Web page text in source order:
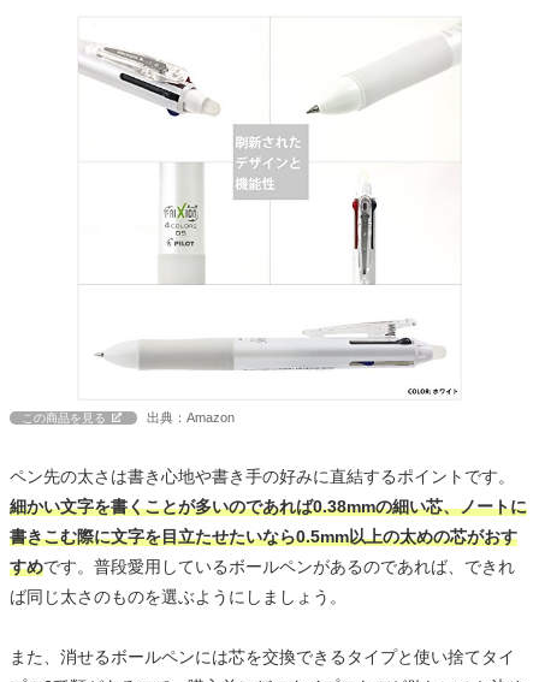
この商品を見る 出典：Amazon
ペン先の太さは書き心地や書き手の好みに直結するポイントです。
細かい文字を書くことが多いのであれば0.38mmの細い芯、ノートに
書きこむ際に文字を目立たせたいなら0.5mm以上の太めの芯がおす
すめです。普段愛用しているボールペンがあるのであれば、できれ
ば同じ太さのものを選ぶようにしましょう。
また、消せるボールペンには芯を交換できるタイプと使い捨てタイ